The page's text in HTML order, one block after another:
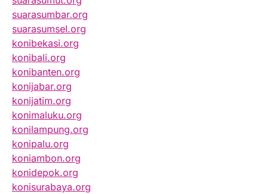
suarasumbar.org
suarasumsel.org
konibekasi.org
konibali.org
konibanten.org
konijabar.org
konijatim.org
konimaluku.org
konilampung.org
konipalu.org
koniambon.org
konidepok.org
konisurabaya.org